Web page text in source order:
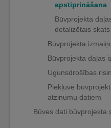
apstiprināšana
Būvprojekta
detalizētais skats
Būvprojekta
Būvprojekta daļas
Ugunsdrošības
Piekļuve
atzinumu datiem
Būves dati būvprojekta